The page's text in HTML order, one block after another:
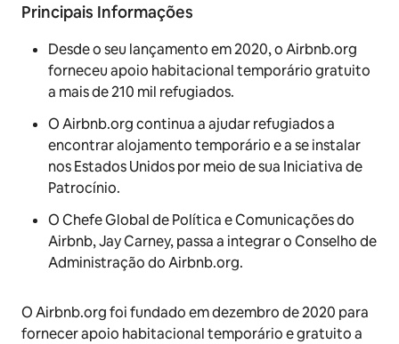
Principais Informações
Desde o seu lançamento em 2020, o Airbnb.org
forneceu apoio habitacional temporário gratuito
a mais de 210 mil refugiados.
O Airbnb.org continua a ajudar refugiados a
encontrar alojamento temporário e a se instalar
nos Estados Unidos por meio de sua Iniciativa de
Patrocínio.
O Chefe Global de Política e Comunicações do
Airbnb, Jay Carney, passa a integrar o Conselho de
Administração do Airbnb.org.
O Airbnb.org foi fundado em dezembro de 2020 para
fornecer apoio habitacional temporário e gratuito a